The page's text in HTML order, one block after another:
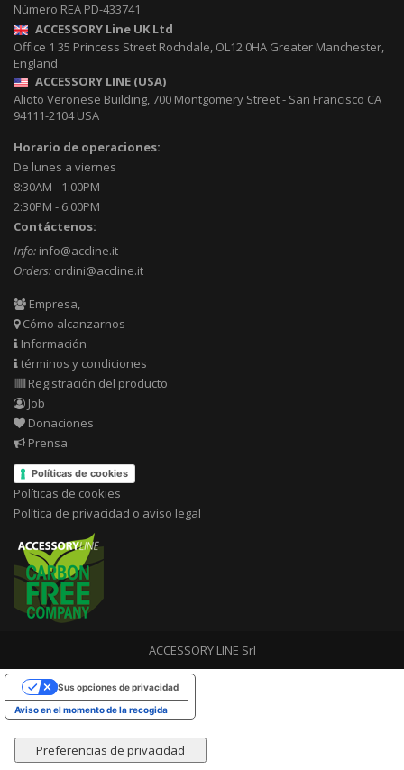
Número REA PD-433741
ACCESSORY Line UK Ltd
Office 1 35 Princess Street Rochdale, OL12 0HA Greater Manchester,
England
ACCESSORY LINE (USA)
Alioto Veronese Building, 700 Montgomery Street- San Francisco CA
94111-2104USA
Horario de operaciones:
De lunes a viernes
8:30AM - 1:00PM
2:30PM - 6:00PM
Contáctenos:
Info: info@accline.it
Orders: ordini@accline.it
Empresa,
Cómo alcanzarnos
Información
términos y condiciones
Registración del producto
Job
Donaciones
Prensa
Políticas de cookies
Políticas de cookies
Política de privacidad o aviso legal
ACCESSORY LINE Srl
Aviso en el momento de la recogida
Sus opciones de privacidad